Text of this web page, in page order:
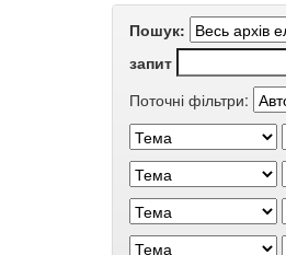
Пошук:
запит
Поточні фільтри: